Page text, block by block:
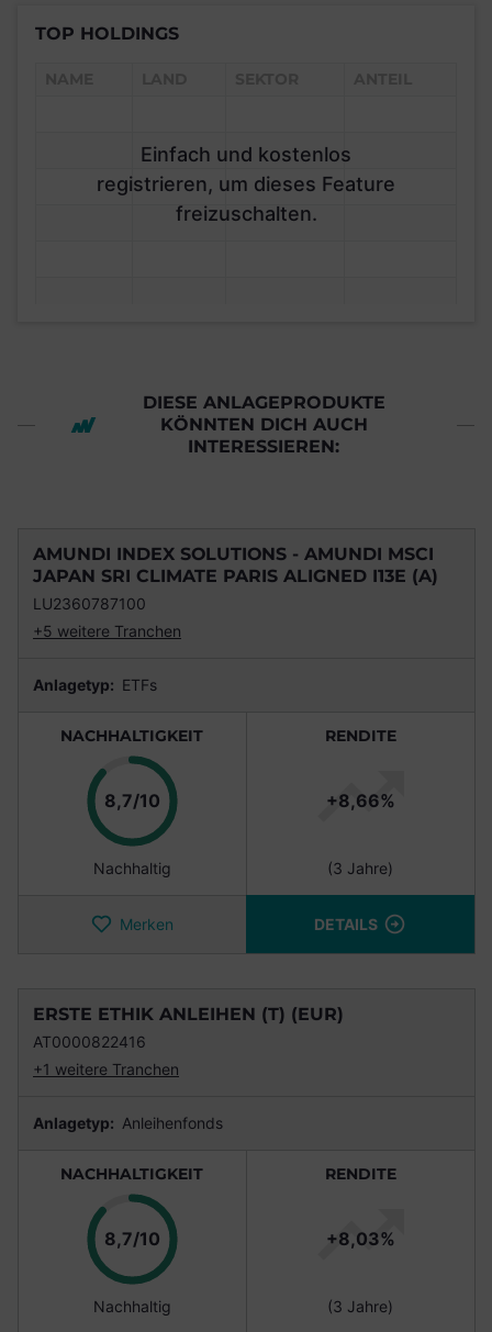
TOP HOLDINGS
Einfach und kostenlos
registrieren, um dieses Feature
freizuschalten.
DIESE ANLAGEPRODUKTE
KÖNNTEN DICH AUCH
INTERESSIEREN:
AMUNDI INDEX SOLUTIONS - AMUNDI MSCI
JAPAN SRI CLIMATE PARIS ALIGNED I13E (A)
LU2360787100
+5 weitere Tranchen
Anlagetyp: ETFs
NACHHALTIGKEIT
8,7/10Punkte
Nachhaltig
RENDITE
+8,66%
(3 Jahre)
Merken DETAILS
ERSTE ETHIK ANLEIHEN (T) (EUR)
AT0000822416
+1 weitere Tranchen
Anlagetyp: Anleihenfonds
NACHHALTIGKEIT
8,7/10Punkte
Nachhaltig
RENDITE
+8,03%
(3 Jahre)